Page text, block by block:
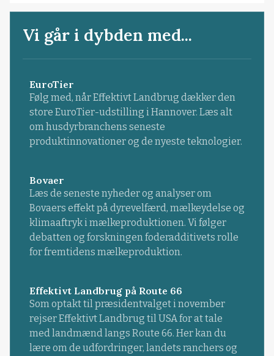
Vi går i dybden med...
EuroTier
Følg med, når Effektivt Landbrug dækker den
store EuroTier-udstilling i Hannover. Læs alt
om husdyrbranchens seneste
produktinnovationer og de nyeste teknologier.
Bovaer
Læs de seneste nyheder og analyser om
Bovaers effekt på dyrevelfærd, mælkeydelse og
klimaaftryk i mælkeproduktionen. Vi følger
debatten og forskningen foderadditivets rolle
for fremtidens mælkeproduktion.
Effektivt Landbrug på Route 66
Som optakt til præsidentvalget i november
rejser Effektivt Landbrug til USA for at tale
med landmænd langs Route 66. Her kan du
lære om de udfordringer, landets ranchers og